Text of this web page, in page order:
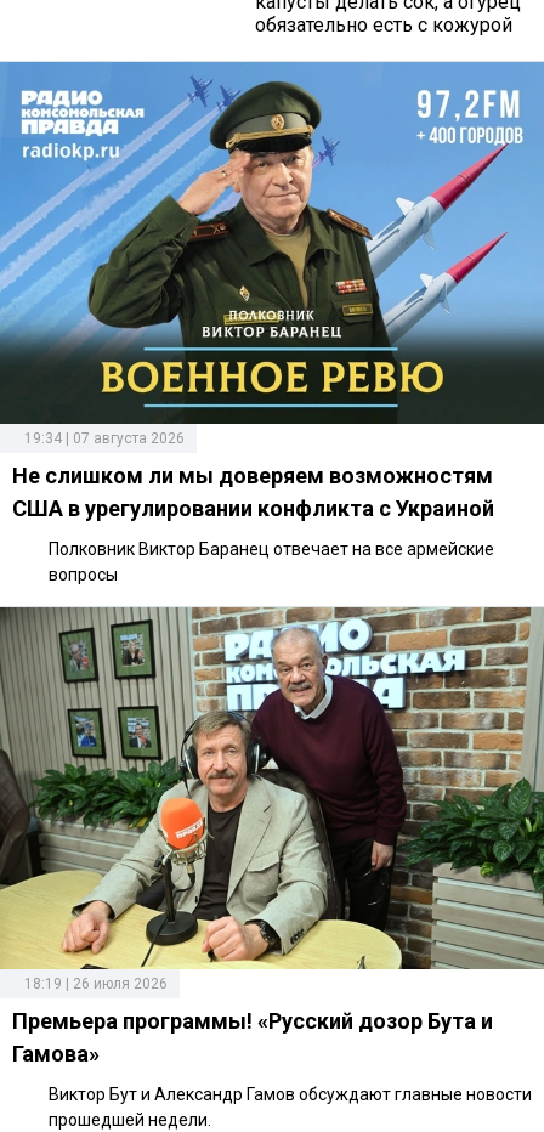
обязательно есть с кожурой
19:34 | 07 августа 2026
Не слишком ли мы доверяем возможностям
США в урегулировании конфликта с Украиной
Полковник Виктор Баранец отвечает на все армейские
вопросы
18:19 | 26 июля 2026
Премьера программы! «Русский дозор Бута и
Гамова»
Виктор Бут и Александр Гамов обсуждают главные новости
прошедшей недели.